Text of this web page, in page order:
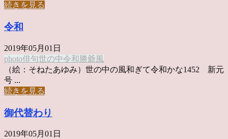
続きを見る
令和
2019年05月01日
photo俳句世の中令和 勝爺 風
（絵：そねたあゆみ）世の中の風和ぎて令和かな1452 新元
号 ...
続きを見る
御代替わり
2019年05月01日